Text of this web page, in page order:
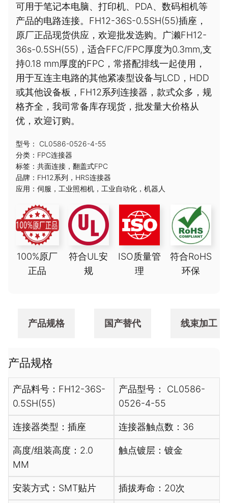
可用于笔记本电脑、打印机、PDA、数码相机等
产品的电路连接。FH12-36S-0.5SH(55)插座，
原厂正品现货供应，欢迎批发选购。广濑FH12-
36s-0.5SH(55)，适合FFC/FPC厚度为0.3mm,支
持0.18 mm厚度的FPC，常搭配排线一起使用，
用于互连主电路的其他紧凑型设备与LCD，HDD
或其他设备板，FH12系列连接器，款式众多，规
格齐全，我司常备库存现货，批发量大价格从
优，欢迎订购。
型号： CL0586-0526-4-55
分类： FPC连接器
标签： 共面连接 ， 翻盖式FPC
品牌： FH12系列 ， HRS连接器
应用： 伺服 ， 工业照相机 ， 工业自动化 ， 机器人
100%原厂
正品
符合UL安
规
ISO质量管
理
符合RoHS
环保
产品规格 国产替代 线束加工
产品规格
产品料号：FH12-36S-
0.5SH(55)
产品型号： CL0586-
0526-4-55
连接器类型：插座 连接器触点数：36
高度/组装高度：2.0
MM
触点镀层：镀金
安装方式：SMT贴片 插拔寿命：20次